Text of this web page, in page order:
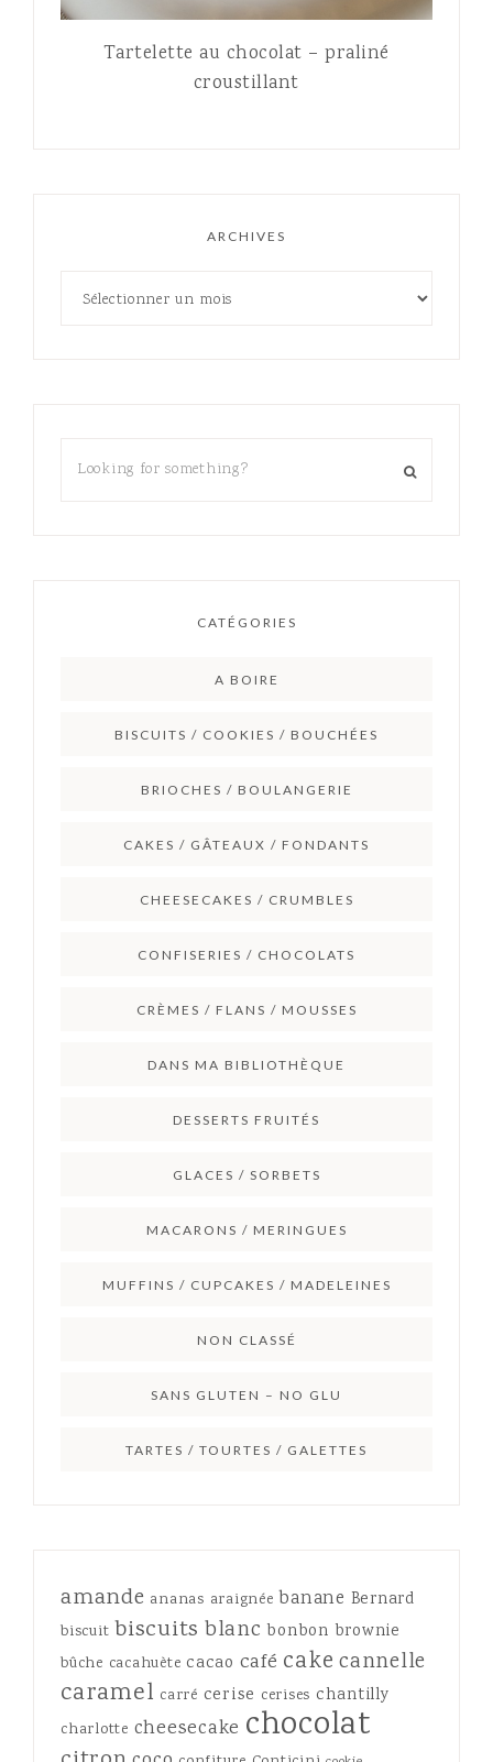
Tartelette au chocolat – praliné
croustillant
ARCHIVES
CATÉGORIES
A BOIRE
BISCUITS / COOKIES / BOUCHÉES
BRIOCHES / BOULANGERIE
CAKES / GÂTEAUX / FONDANTS
CHEESECAKES / CRUMBLES
CONFISERIES / CHOCOLATS
CRÈMES / FLANS / MOUSSES
DANS MA BIBLIOTHÈQUE
DESSERTS FRUITÉS
GLACES / SORBETS
MACARONS / MERINGUES
MUFFINS / CUPCAKES / MADELEINES
NON CLASSÉ
SANS GLUTEN – NO GLU
TARTES / TOURTES / GALETTES
amande ananas araignée banane Bernard
biscuit biscuits blanc bonbon brownie
bûche cacahuète cacao café cake cannelle
caramel carré cerise cerises chantilly
charlotte cheesecake chocolat